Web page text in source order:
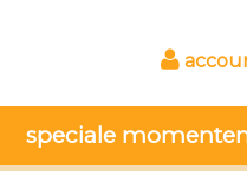
speciale